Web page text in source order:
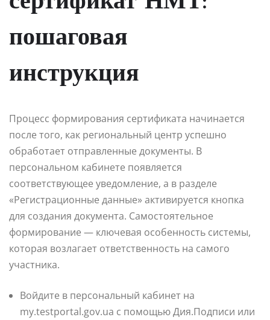
пошаговая
инструкция
Процесс формирования сертификата начинается
после того, как региональный центр успешно
обработает отправленные документы. В
персональном кабинете появляется
соответствующее уведомление, а в разделе
«Регистрационные данные» активируется кнопка
для создания документа. Самостоятельное
формирование — ключевая особенность системы,
которая возлагает ответственность на самого
участника.
Войдите в персональный кабинет на
my.testportal.gov.ua с помощью Дия.Подписи или